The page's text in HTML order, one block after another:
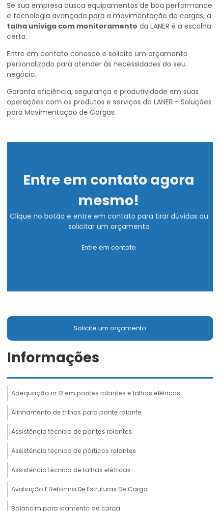
Se sua empresa busca equipamentos de boa performance
e tecnologia avançada para a movimentação de cargas, a
talha univiga com monitoramento da LANER é a escolha
certa.
Entre em contato conosco e solicite um orçamento
personalizado para atender às necessidades do seu
negócio.
Garanta eficiência, segurança e produtividade em suas
operações com os produtos e serviços da LANER - Soluções
para Movimentação de Cargas.
Entre em contato agora
mesmo!
Clique no botão e entre em contato para tirar dúvidas ou
solicitar um orçamento
Entre em contato
Solicite um orçamento
Informações
Adequação nr 12 em pontes rolantes e talhas elétricas
Alinhamento de trilhos para ponte rolante
Assistência técnica de pontes rolantes
Assistência técnica de pórticos rolantes
Assistência técnica de talhas elétricas
Avaliação E Reforma De Estruturas De Carga
Balancim para içamento de carga